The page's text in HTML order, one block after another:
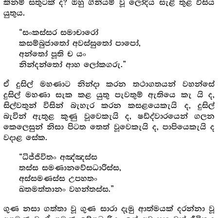
කිනම් සතුටක් ද? ඔහු ගිනියම් වූ ලෝදිය සැළි තුළ විසිය
යුතුය.
“සංකස්සර සමාචාරෝ
කසම්බුජාතෝ අවස්සුතෝ පාපෝ,
අන්තෝ පූති ච යං
නින්දන්තෝ ආහ ලෝකගරු.”
ඒ දුසිල් මහණාට නින්දා කරන තථාගතයන් වහන්සේ
දුසිල් මහණා සැක කළ යුතු පැවතුම් ඇතියෙ කැ යි ද,
සිල්වතුන් විසින් බැහැර කරන කසළයෙකැයි ද, දුසිල්
බැවින් ඇතුළ කුණු වූවෙකැයි ද, ෂඩ්ද්වාරයෙන් ගලන
කෙලෙසුන් නිසා පිටත තෙත් වූවෙකැයි ද, පාපියෙකැයි ද
වදාළ සේක.
“ධිජ්ජිවිතං අඤ්ඤස්ස
තස්ස සමණානවේසධාරිස්ස,
අස්සමණස්ස උපහතං
ඛතමත්තානං වහන්තස්ස.”
ගුණ නසා ගත්තා වූ ගුණ සාරා දැමු ආත්මයක් දරන්නා වූ